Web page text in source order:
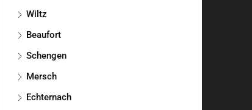
Wiltz
Beaufort
Schengen
Mersch
Echternach